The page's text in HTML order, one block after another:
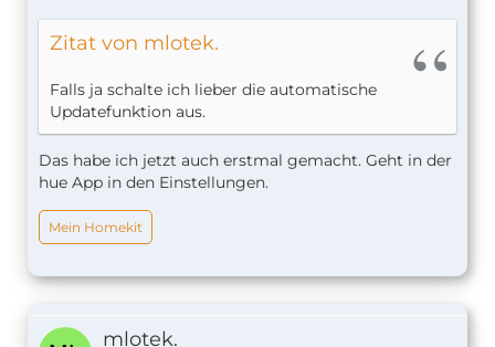
Zitat von mlotek.
Falls ja schalte ich lieber die automatische
Updatefunktion aus.
Das habe ich jetzt auch erstmal gemacht. Geht in der
hue App in den Einstellungen.
Mein Homekit
mlotek.